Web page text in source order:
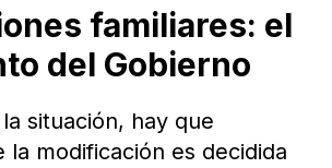
familiares: el
del Gobierno
situación, hay que
la modificación es decidida